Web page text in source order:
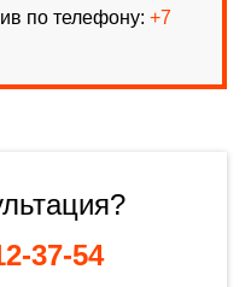
по телефону: +7
37-54